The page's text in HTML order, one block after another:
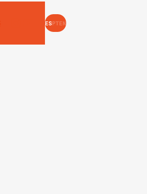
INSTAGRAM
YOUTUBE
ESPTEN